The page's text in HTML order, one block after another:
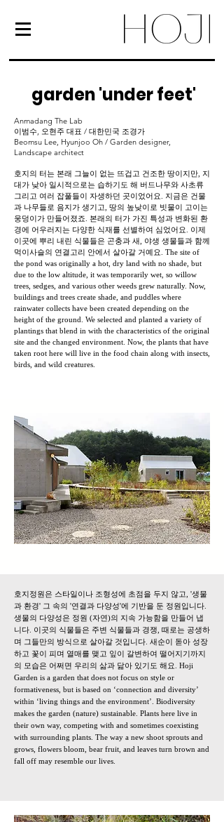
garden 'under feet'
Anmadang The Lab
이범수, 오현주 대표 / 대한민국 조경가
Beomsu Lee, Hyunjoo Oh / Garden designer,
Landscape architect
호지의 터는 본래 그늘이 없는 뜨겁고 건조한 땅이지만, 지
대가 낮아 일시적으로는 습하기도 해 버드나무와 사초류
그리고 여러 잡풀들이 자생하던 곳이었어요. 지금은 건물
과 나무들로 음지가 생기고, 땅의 높낮이로 빗물이 고이는
웅덩이가 만들어졌죠. 본래의 터가 가진 특성과 변화된 환
경에 어우러지는 다양한 식재를 선별하여 심었어요. 이제
이곳에 뿌리 내린 식물들은 곤충과 새, 야생 생물들과 함께
먹이사슬의 연결고리 안에서 살아갈 거예요. The site of
the pond was originally a hot, dry land with no shade, but
due to the low altitude, it was temporarily wet, so willow
trees, sedges, and various other weeds grew naturally. Now,
buildings and trees create shade, and puddles where
rainwater collects have been created depending on the
height of the ground. We selected and planted a variety of
plantings that blend in with the characteristics of the original
site and the changed environment. Now, the plants that have
taken root here will live in the food chain along with insects,
birds, and wild creatures.
호지정원은 스타일이나 조형성에 초점을 두지 않고, '생물
과 환경' 그 속의 '연결과 다양성'에 기반을 둔 정원입니다.
생물의 다양성은 정원 (자연)의 지속 가능함을 만들어 냅
니다. 이곳의 식물들은 주변 식물들과 경쟁, 때로는 공생하
며 그들만의 방식으로 살아갈 것입니다. 새순이 돋아 성장
하고 꽃이 피며 열매를 맺고 잎이 갈변하여 떨어지기까지
의 모습은 어쩌면 우리의 삶과 닮아 있기도 해요. Hoji
Garden is a garden that does not focus on style or
formativeness, but is based on ‘connection and diversity’
within ‘living things and the environment’. Biodiversity
makes the garden (nature) sustainable. Plants here live in
their own way, competing with and sometimes coexisting
with surrounding plants. The way a new shoot sprouts and
grows, flowers bloom, bear fruit, and leaves turn brown and
fall off may resemble our lives.